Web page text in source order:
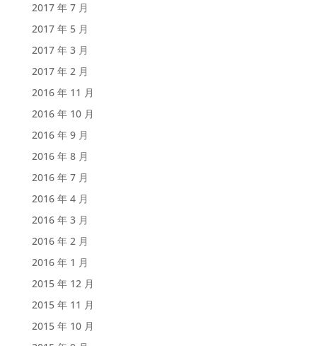
2017 年 7 月
2017 年 5 月
2017 年 3 月
2017 年 2 月
2016 年 11 月
2016 年 10 月
2016 年 9 月
2016 年 8 月
2016 年 7 月
2016 年 4 月
2016 年 3 月
2016 年 2 月
2016 年 1 月
2015 年 12 月
2015 年 11 月
2015 年 10 月